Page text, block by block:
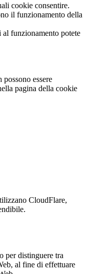
cookie consentire.
il funzionamento della
al funzionamento potete
essere
pagina della cookie
CloudFlare,
per distinguere tra
al fine di effettuare